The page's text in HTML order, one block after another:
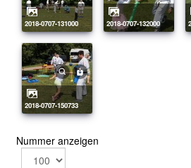
2018-0707-131000 2018-0707-132000
2018-0707-150733
Nummer anzeigen